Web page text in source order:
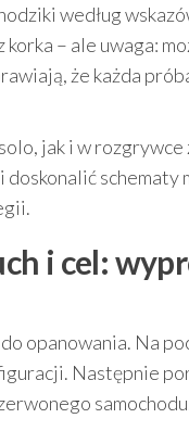
według
– ale uwaga:
że każda
jak i w rozgrywce
schematy
i cel:
opanowania. Na
Następnie